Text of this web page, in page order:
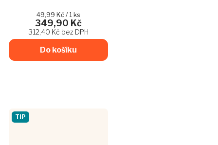
hvězdiček.
312,40 Kč bez DPH
349,90 Kč
Měrná
cena:
49,99 Kč / 1 ks
Do košíku
cibulí a zeleninou tak jak to
máte rádi. Vhodný pro
každou denní dobu.
TIP